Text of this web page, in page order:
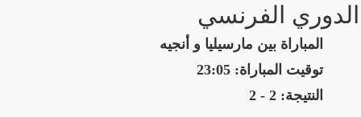
الدوري الفرنسي
المباراة بين مارسيليا و أنجيه
توقيت المباراة: 23:05
النتيجة: 2 - 2